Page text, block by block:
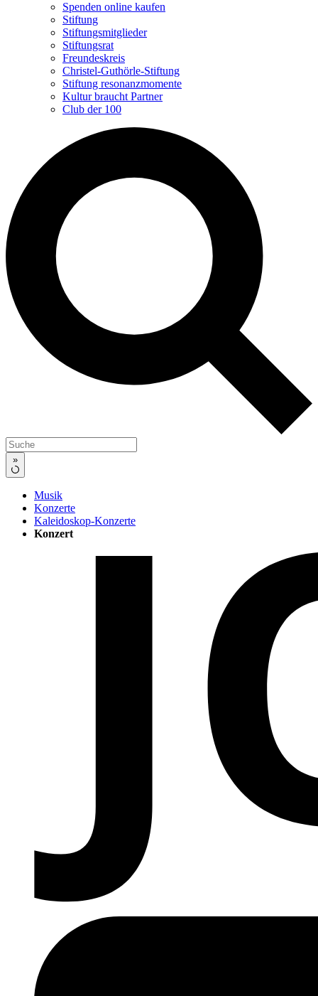
Spenden online kaufen
Stiftung
Stiftungsmitglieder
Stiftungsrat
Freundeskreis
Christel-Guthörle-Stiftung
Stiftung resonanzmomente
Kultur braucht Partner
Club der 100
»
Musik
Konzerte
Kaleidoskop-Konzerte
Konzert